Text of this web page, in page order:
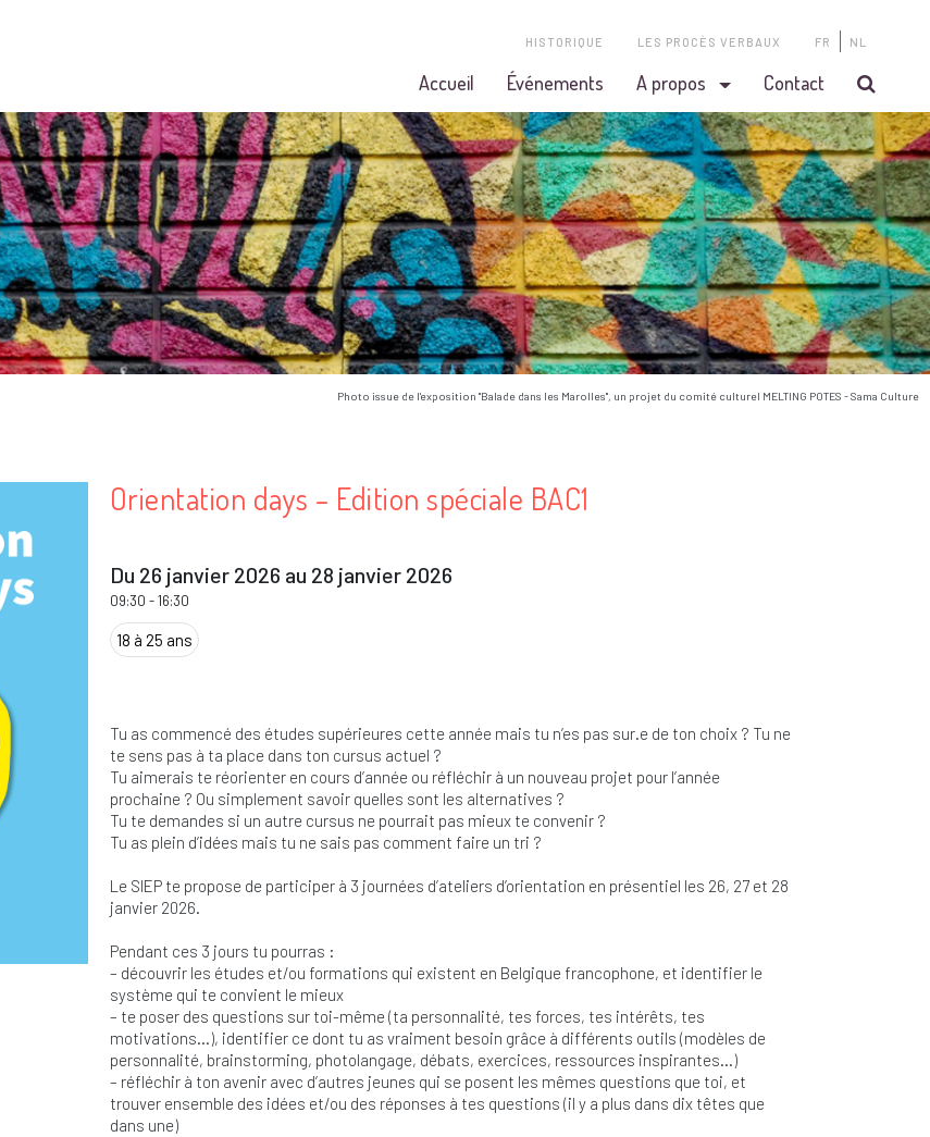
HISTORIQUE LES PROCÈS VERBAUX FR NL
Accueil Événements A propos Contact
Photo issue de l'exposition "Balade dans les Marolles", un projet du comité culturel MELTING POTES - Sama Culture
Orientation days – Edition spéciale BAC1
Du 26 janvier 2026 au 28 janvier 2026
09:30 -16:30
18 à 25 ans
Tu as commencé des études supérieures cette année mais tu n’es pas sur.e de ton choix ? Tu ne
te sens pas à ta place dans ton cursus actuel ?
Tu aimerais te réorienter en cours d’année ou réfléchir à un nouveau projet pour l’année
prochaine ? Ou simplement savoir quelles sont les alternatives ?
Tu te demandes si un autre cursus ne pourrait pas mieux te convenir ?
Tu as plein d’idées mais tu ne sais pas comment faire un tri ?
Le SIEP te propose de participer à 3 journées d’ateliers d’orientation en présentiel les 26, 27 et 28
janvier 2026.
Pendant ces 3 jours tu pourras :
– découvrir les études et/ou formations qui existent en Belgique francophone, et identifier le
système qui te convient le mieux
– te poser des questions sur toi-même (ta personnalité, tes forces, tes intérêts, tes
motivations…), identifier ce dont tu as vraiment besoin grâce à différents outils (modèles de
personnalité, brainstorming, photolangage, débats, exercices, ressources inspirantes…)
– réfléchir à ton avenir avec d’autres jeunes qui se posent les mêmes questions que toi, et
trouver ensemble des idées et/ou des réponses à tes questions (il y a plus dans dix têtes que
dans une)